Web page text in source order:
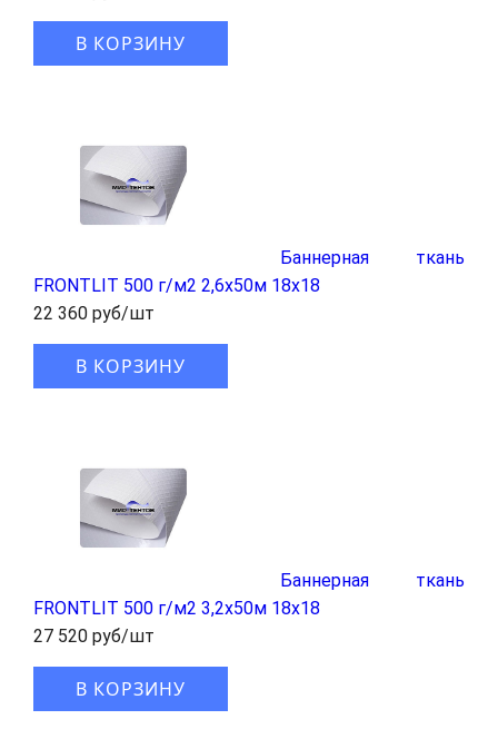
В КОРЗИНУ
Баннерная ткань
FRONTLIT 500 г/м2 2,6x50м 18x18
22 360 руб/шт
В КОРЗИНУ
Баннерная ткань
FRONTLIT 500 г/м2 3,2x50м 18x18
27 520 руб/шт
В КОРЗИНУ